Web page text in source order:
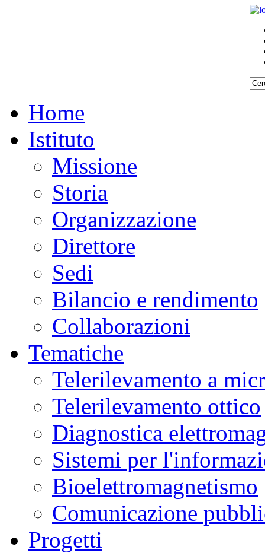
Home
Istituto
Missione
Storia
Organizzazione
Direttore
Sedi
Bilancio e rendimento
Collaborazioni
Tematiche
Telerilevamento a
Telerilevamento ottico
Diagnostica
Sistemi per
Bioelettromagnetismo
Comunicazione
Progetti